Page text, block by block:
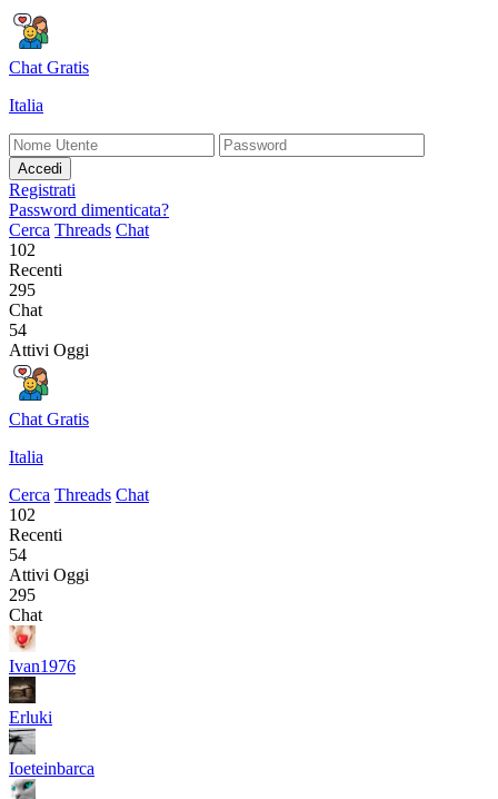
Chat Gratis
Italia
Accedi
Registrati
Password dimenticata?
Cerca Threads Chat
102
Recenti
295
Chat
54
Attivi Oggi
Chat Gratis
Italia
Cerca Threads Chat
102
Recenti
54
Attivi Oggi
295
Chat
Ivan1976
Erluki
Ioeteinbarca